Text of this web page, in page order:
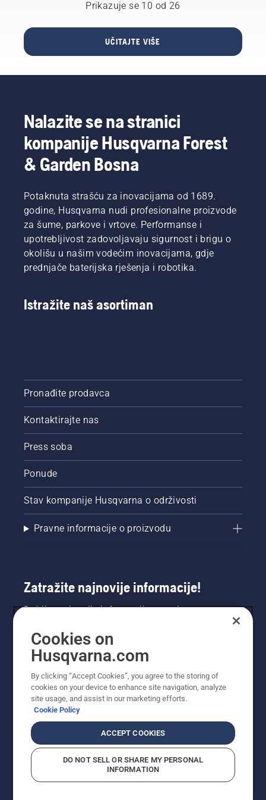
pravu
veličinu i
vrstu
testere.
To je
težak
posao
svakom
preciznost.
Breton,
direktor
sigurnosti
kompaniji
Lucas
Tree
Experts,
u ranoj
fazi je
odlučio
testere s
jedinstvenom
to
isplativo
ulaganje.
Korisnik
motorne
testere
njegove
kolege
sada
rade
pametnije
rade
i
testera.
smo
sastavili
testeru
za rad.
Prikazuje se 10 od 26
UČITAJTE VIŠE
Nalazite se na stranici
kompanije Husqvarna Forest
& Garden Bosna
Potaknuta strašću za inovacijama od 1689.
godine, Husqvarna nudi profesionalne proizvode
za šume, parkove i vrtove. Performanse i
upotrebljivost zadovoljavaju sigurnost i brigu o
okolišu u našim vodećim inovacijama, gdje
prednjače baterijska rješenja i robotika.
Istražite naš asortiman
Pronađite prodavca
Kontaktirajte nas
Press soba
Ponude
Stav kompanije Husqvarna o održivosti
Pravne informacije o proizvodu
Zatražite najnovije informacije!
Dobijte najnovije informacije o novim
toga. Ovdje se registrirajte za naš bilten.
Cookies on
Husqvarna.com
By clicking “Accept Cookies”, you agree to the storing of
cookies on your device to enhance site navigation, analyze
site usage, and assist in our marketing efforts.
Cookie Policy
ACCEPT COOKIES
DO NOT SELL OR SHARE MY PERSONAL
INFORMATION